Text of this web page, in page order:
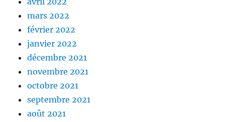
mars 2022
février 2022
janvier 2022
décembre 2021
novembre 2021
octobre 2021
septembre 2021
août 2021